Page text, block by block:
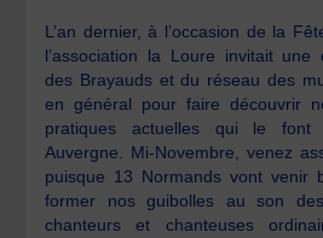
L’an dernier, à l’occasion de la
l’association la Loure invitait une
des Brayauds et du réseau des
en général pour faire découvrir
pratiques actuelles qui le font
Auvergne. Mi-Novembre, venez
puisque 13 Normands vont venir
former nos guibolles au son
chanteurs et chanteuses